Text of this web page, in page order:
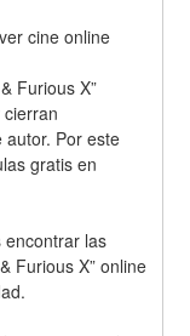
cine online
Furious X”
autor. Por este
gratis en
encontrar las
Furious X” online